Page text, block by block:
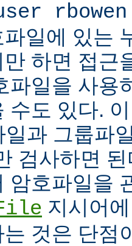
rbowen
일에 있는
하면 접근
파일을 사용
수도 있다.
일과 그룹파
검사하면
암호파일을
지시어
것은 단점